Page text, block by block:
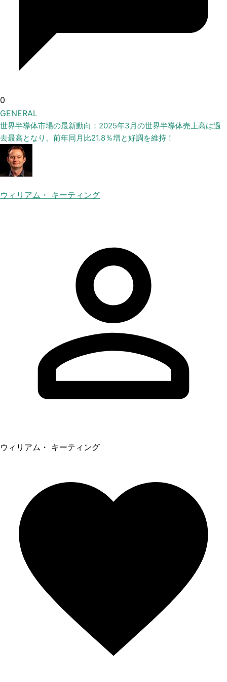
0
GENERAL
世界半導体市場の最新動向：2025年3月の世界半導体売上高は過
去最高となり、前年同月比21.8％増と好調を維持！
ウィリアム・ キーティング
ウィリアム・ キーティング